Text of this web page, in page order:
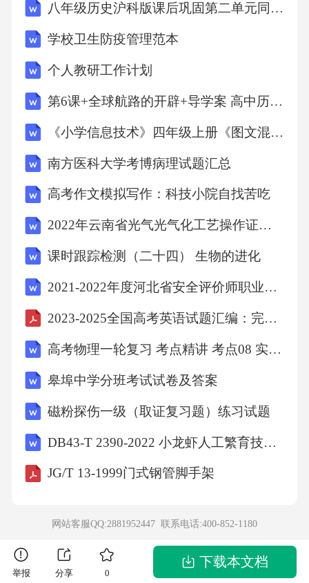
1“监视”宝宝。让宝宝时刻处于爸爸妈妈的视线
范围内，做好宝宝“保镖”。如果必须离开宝宝一
小会儿，须确保宝宝身边没有潜藏的绳子危
险。
2检查玩具。经常检查宝宝的玩具，尽量排除那
些带较长绳线的玩具，并确保这些玩具完好无
缺。
3远离绳线，不要让绳线绕在宝宝的脖子上或出
现在宝宝的床旁边，并注意留心宝宝衣
八年级历史沪科版课后巩固第二单元同步测试卷基础版A卷
学校卫生防疫管理范本
个人教研工作计划
第6课+全球航路的开辟+导学案 高中历史统编版2019必修中外历史纲要下册
《小学信息技术》四年级上册《图文混合排版》说课稿
南方医科大学考博病理试题汇总
高考作文模拟写作：科技小院自找苦吃
2022年云南省光气光气化工艺操作证考试练习题
课时跟踪检测（二十四） 生物的进化
2021-2022年度河北省安全评价师职业资格测试卷(含答案)
2023-2025全国高考英语试题汇编：完形填空
高考物理一轮复习 考点精讲 考点08 实验：探究弹簧弹力与形变量的关系 （原卷版）
皋埠中学分班考试试卷及答案
磁粉探伤一级（取证复习题）练习试题
DB43-T 2390-2022 小龙虾人工繁育技术规程
JG/T 13-1999门式钢管脚手架
网站客服QQ:2881952447 联系电话:400-852-1180
举报 分享 0
下载本文档